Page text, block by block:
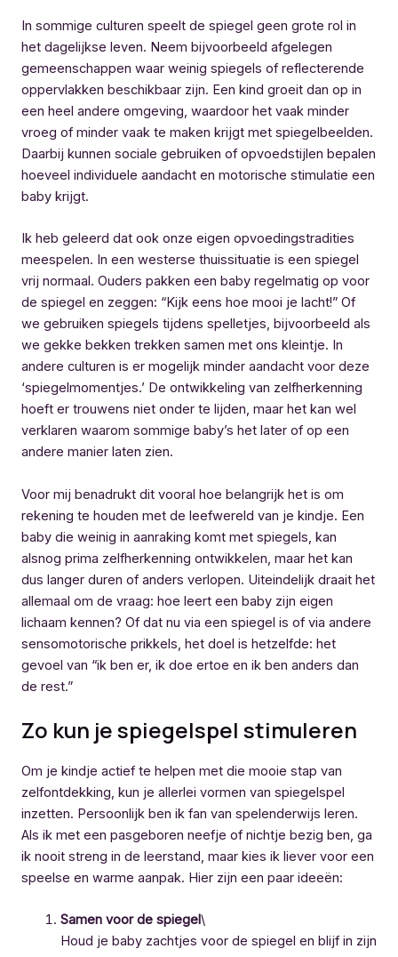
In sommige culturen speelt de spiegel geen grote rol in
het dagelijkse leven. Neem bijvoorbeeld afgelegen
gemeenschappen waar weinig spiegels of reflecterende
oppervlakken beschikbaar zijn. Een kind groeit dan op in
een heel andere omgeving, waardoor het vaak minder
vroeg of minder vaak te maken krijgt met spiegelbeelden.
Daarbij kunnen sociale gebruiken of opvoedstijlen bepalen
hoeveel individuele aandacht en motorische stimulatie een
baby krijgt.
Ik heb geleerd dat ook onze eigen opvoedingstradities
meespelen. In een westerse thuissituatie is een spiegel
vrij normaal. Ouders pakken een baby regelmatig op voor
de spiegel en zeggen: “Kijk eens hoe mooi je lacht!” Of
we gebruiken spiegels tijdens spelletjes, bijvoorbeeld als
we gekke bekken trekken samen met ons kleintje. In
andere culturen is er mogelijk minder aandacht voor deze
‘spiegelmomentjes.’ De ontwikkeling van zelfherkenning
hoeft er trouwens niet onder te lijden, maar het kan wel
verklaren waarom sommige baby’s het later of op een
andere manier laten zien.
Voor mij benadrukt dit vooral hoe belangrijk het is om
rekening te houden met de leefwereld van je kindje. Een
baby die weinig in aanraking komt met spiegels, kan
alsnog prima zelfherkenning ontwikkelen, maar het kan
dus langer duren of anders verlopen. Uiteindelijk draait het
allemaal om de vraag: hoe leert een baby zijn eigen
lichaam kennen? Of dat nu via een spiegel is of via andere
sensomotorische prikkels, het doel is hetzelfde: het
gevoel van “ik ben er, ik doe ertoe en ik ben anders dan
de rest.”
Zo kun je spiegelspel stimuleren
Om je kindje actief te helpen met die mooie stap van
zelfontdekking, kun je allerlei vormen van spiegelspel
inzetten. Persoonlijk ben ik fan van spelenderwijs leren.
Als ik met een pasgeboren neefje of nichtje bezig ben, ga
ik nooit streng in de leerstand, maar kies ik liever voor een
speelse en warme aanpak. Hier zijn een paar ideeën:
Samen voor de spiegel\
Houd je baby zachtjes voor de spiegel en blijf in zijn